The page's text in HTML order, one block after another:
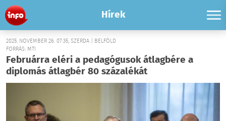
Hírek
2025. NOVEMBER 26. 07:35, SZERDA | BELFÖLD
FORRÁS: MTI
Februárra eléri a pedagógusok átlagbére a
diplomás átlagbér 80 százalékát